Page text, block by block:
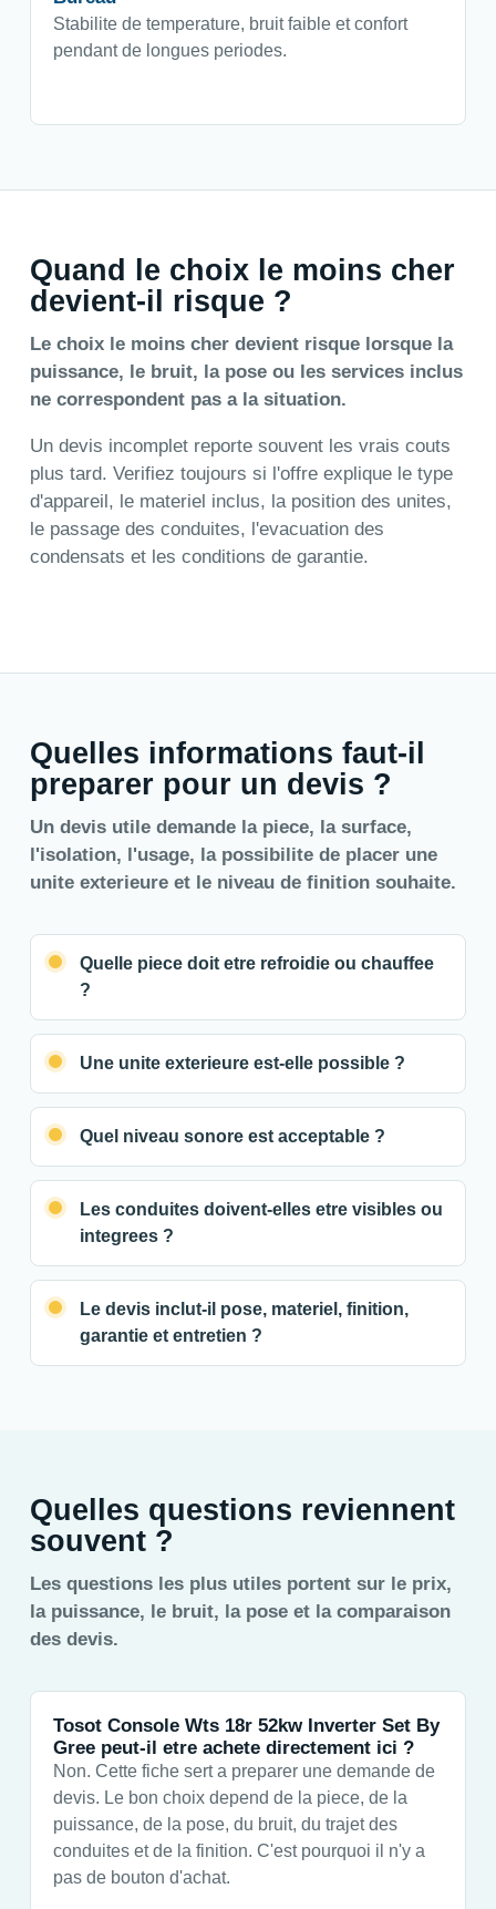
Stabilite de temperature, bruit faible et confort
pendant de longues periodes.
Quand le choix le moins cher
devient-il risque ?
Le choix le moins cher devient risque lorsque la
puissance, le bruit, la pose ou les services inclus
ne correspondent pas a la situation.
Un devis incomplet reporte souvent les vrais couts
plus tard. Verifiez toujours si l'offre explique le type
d'appareil, le materiel inclus, la position des unites,
le passage des conduites, l'evacuation des
condensats et les conditions de garantie.
Quelles informations faut-il
preparer pour un devis ?
Un devis utile demande la piece, la surface,
l'isolation, l'usage, la possibilite de placer une
unite exterieure et le niveau de finition souhaite.
Quelle piece doit etre refroidie ou chauffee
?
Une unite exterieure est-elle possible ?
Quel niveau sonore est acceptable ?
Les conduites doivent-elles etre visibles ou
integrees ?
Le devis inclut-il pose, materiel, finition,
garantie et entretien ?
Quelles questions reviennent
souvent ?
Les questions les plus utiles portent sur le prix,
la puissance, le bruit, la pose et la comparaison
des devis.
Tosot Console Wts 18r 52kw Inverter Set By
Gree peut-il etre achete directement ici ?
Non. Cette fiche sert a preparer une demande de
devis. Le bon choix depend de la piece, de la
puissance, de la pose, du bruit, du trajet des
conduites et de la finition. C'est pourquoi il n'y a
pas de bouton d'achat.